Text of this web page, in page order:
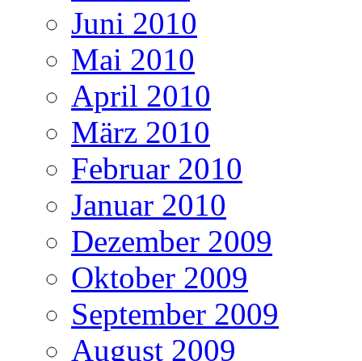
Juni 2010
Mai 2010
April 2010
März 2010
Februar 2010
Januar 2010
Dezember 2009
Oktober 2009
September 2009
August 2009